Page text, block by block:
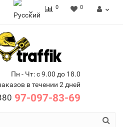
0 0
Пн - Чт: с 9.00 до 18.0
в течении 2 дней
97-097-83-69